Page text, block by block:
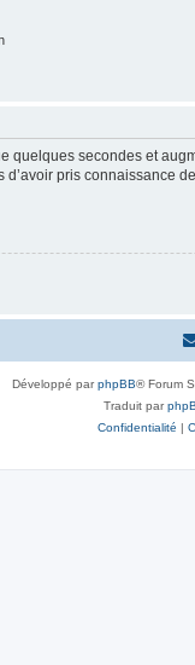
quelques secondes et
pris connaissance
Développé parphpBB® Forum
Traduit par
Confidentialité |